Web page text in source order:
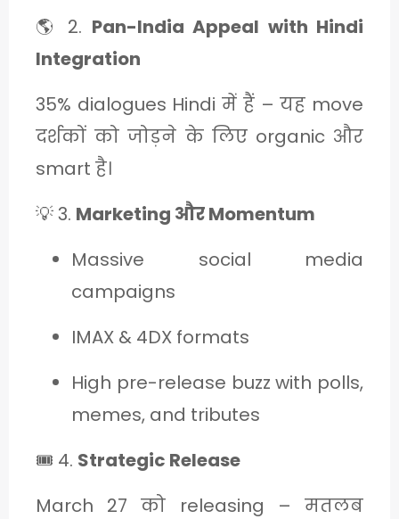
🌎 2. Pan-India Appeal with Hindi
Integration
35% dialogues Hindi में हैं – यह move
दर्शकों को जोड़ने के लिए organic और
smart है।
💡 3. Marketing और Momentum
Massive social media
campaigns
IMAX & 4DX formats
High pre-release buzz with polls,
memes, and tributes
🎟️ 4. Strategic Release
March 27 को releasing – मतलब